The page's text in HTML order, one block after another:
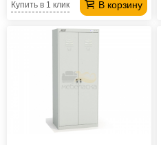
В корзину
Купить в 1 клик